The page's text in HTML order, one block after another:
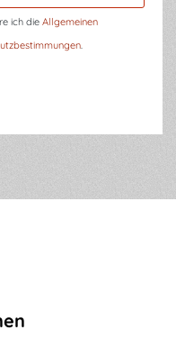
ich die Allgemeinen
.